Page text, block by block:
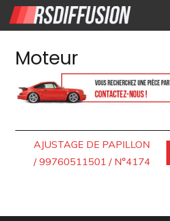
Nouvelles annonces
Annonces prolongées
Atelier mécanique
Contact
Moteur
AJUSTAGE DE PAPILLON
/ 99760511501 / N°4174